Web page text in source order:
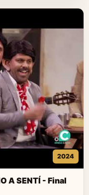
2024
A SENTÍ - Final